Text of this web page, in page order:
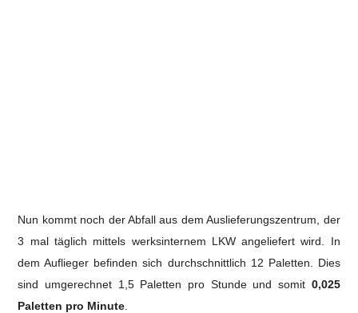
Nun kommt noch der Abfall aus dem Auslieferungszentrum, der
3 mal täglich mittels werksinternem LKW angeliefert wird. In
dem Auflieger befinden sich durchschnittlich 12 Paletten. Dies
sind umgerechnet 1,5 Paletten pro Stunde und somit 0,025
Paletten pro Minute